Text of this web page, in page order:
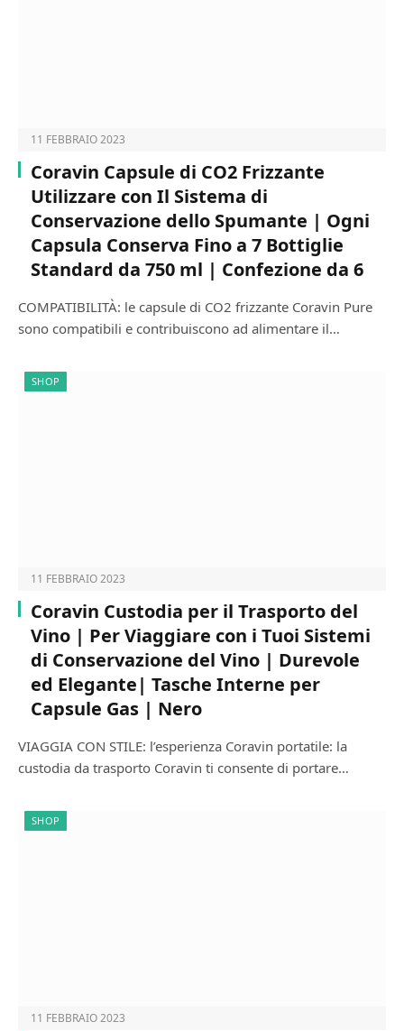
11 FEBBRAIO 2023
Coravin Capsule di CO2 Frizzante
Utilizzare con Il Sistema di
Conservazione dello Spumante | Ogni
Capsula Conserva Fino a 7 Bottiglie
Standard da 750 ml | Confezione da 6
COMPATIBILITÀ: le capsule di CO2 frizzante Coravin Pure
sono compatibili e contribuiscono ad alimentare il…
SHOP
11 FEBBRAIO 2023
Coravin Custodia per il Trasporto del
Vino | Per Viaggiare con i Tuoi Sistemi
di Conservazione del Vino | Durevole
ed Elegante| Tasche Interne per
Capsule Gas | Nero
VIAGGIA CON STILE: l’esperienza Coravin portatile: la
custodia da trasporto Coravin ti consente di portare…
SHOP
11 FEBBRAIO 2023